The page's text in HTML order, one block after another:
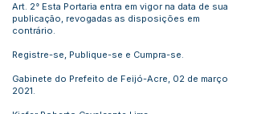
Art. 2° Esta Portaria entra em vigor na data de sua
publicação, revogadas as disposições em
contrário.
Registre-se, Publique-se e Cumpra-se.
Gabinete do Prefeito de Feijó-Acre, 02 de março
2021.